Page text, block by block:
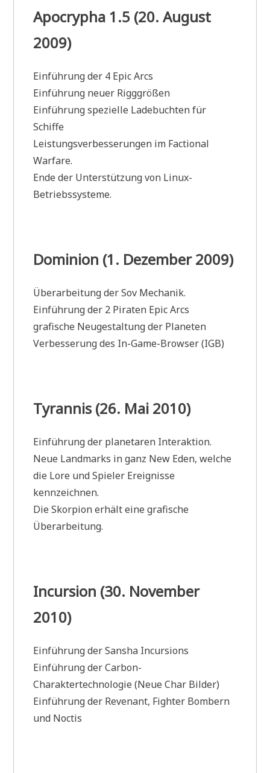
Apocrypha 1.5 (20. August
2009)
Einführung der 4 Epic Arcs
Einführung neuer Rigggrößen
Einführung spezielle Ladebuchten für
Schiffe
Leistungsverbesserungen im Factional
Warfare.
Ende der Unterstützung von Linux-
Betriebssysteme.
Dominion (1. Dezember 2009)
Überarbeitung der Sov Mechanik.
Einführung der 2 Piraten Epic Arcs
grafische Neugestaltung der Planeten
Verbesserung des In-Game-Browser (IGB)
Tyrannis (26. Mai 2010)
Einführung der planetaren Interaktion.
Neue Landmarks in ganz New Eden, welche
die Lore und Spieler Ereignisse
kennzeichnen.
Die Skorpion erhält eine grafische
Überarbeitung.
Incursion (30. November
2010)
Einführung der Sansha Incursions
Einführung der Carbon-
Charaktertechnologie (Neue Char Bilder)
Einführung der Revenant, Fighter Bombern
und Noctis